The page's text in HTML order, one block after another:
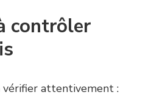
contrôler
vérifier attentivement :